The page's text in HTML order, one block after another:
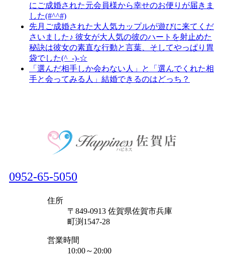
にご成婚された元会員様から幸せのお便りが届きま
した(#^^#)
先月ご成婚された大人気カップルが遊びに来てくだ
さいました♪ 彼女が大人気の彼のハートを射止めた
秘訣は彼女の素直な行動と言葉、そしてやっぱり胃
袋でした(^_-)-☆
「選んだ相手しか会わない人」と「選んでくれた相
手と会ってみる人」結婚できるのはどっち？
0952-65-5050
住所
〒849-0913 佐賀県佐賀市兵庫
町渕1547-28
営業時間
10:00～20:00